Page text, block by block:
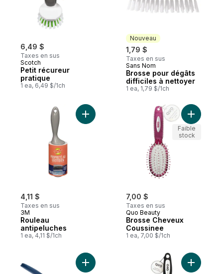
6,49 $
Taxes en sus
Scotch
Petit récureur
pratique
1 ea, 6,49 $/1ch
Nouveau
1,79 $
Taxes en sus
Nouveau
Sans Nom
Brosse pour dégâts
difficiles à nettoyer
1 ea, 1,79 $/1ch
4,11 $
Taxes en sus
3M
Rouleau
antipeluches
1 ea, 4,11 $/1ch
Ajouter Rouleau antipeluches au panier
7,00 $
Taxes en sus
Quo Beauty
Brosse Cheveux
Coussinee
1 ea, 7,00 $/1ch
Ajouter
Faible
stock
Ajouter Brosse à vaisselle au panierAjouter